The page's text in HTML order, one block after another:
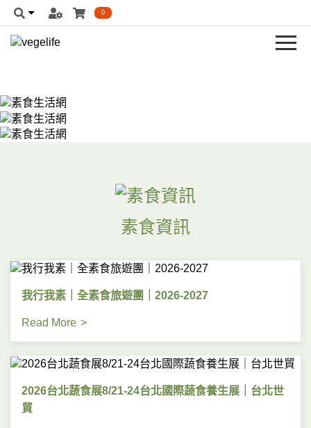
0
素食資訊
我行我素｜全素食旅遊團｜2026-2027
Read More
2026台北蔬食展8/21-24台北國際蔬食養生展｜台北世
貿